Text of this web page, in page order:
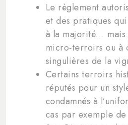
Le règlement
et des pratiques
à la majorité… mais
micro-terroirs ou à
singulières de la
Certains terroirs
réputés pour un
condamnés à
cas par exemple